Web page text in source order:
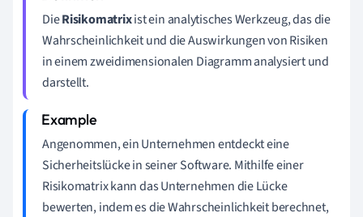
DieRisikomatrixist ein analytisches Werkzeug, das die
Wahrscheinlichkeit und die Auswirkungen von Risiken
in einem zweidimensionalen Diagramm analysiert und
darstellt.
Angenommen, ein Unternehmen entdeckt eine
Sicherheitslücke in seiner Software. Mithilfe einer
Risikomatrix kann das Unternehmen die Lücke
bewerten, indem es die Wahrscheinlichkeit berechnet,